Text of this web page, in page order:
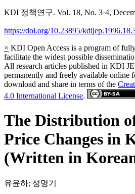
KDI 정책연구. Vol. 18, No. 3·4,
https://doi.org/10.23895/
× KDI Open Access is a program of
facilitate the widest possible
All research articles published in KDI
permanently and freely available online
download and share in terms of the
4.0 International License.
The Distribution
Price Changes in
(Written in
유윤하; 성명기